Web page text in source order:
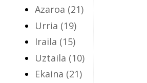
Azaroa (21)
Urria (19)
Iraila (15)
Uztaila (10)
Ekaina (21)